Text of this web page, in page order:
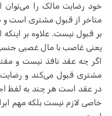
خود رضایت مالک را می‌توان
متاخر از قبول مشتری است
بر قبول نیست. علاوه بر
یعنی غاصب با مال غصبی
اگر چه عقد نافذ نیست و
مشتری قبول می‌کند و
در عقد است هر چند به لفظ
خاصی لازم نیست بلکه مهم